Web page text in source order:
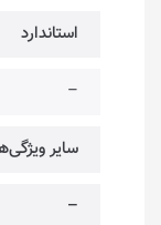
استاندارد
–
سایر
–